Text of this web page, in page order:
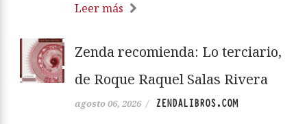
Leer más
Zenda recomienda: Lo terciario,
de Roque Raquel Salas Rivera
agosto 06, 2026 / ZENDALIBROS.COM